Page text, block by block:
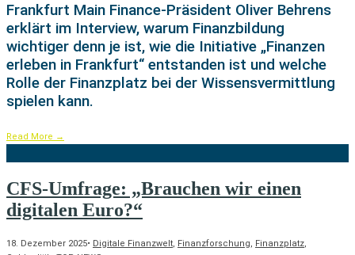
Frankfurt Main Finance-Präsident Oliver Behrens
erklärt im Interview, warum Finanzbildung
wichtiger denn je ist, wie die Initiative „Finanzen
erleben in Frankfurt“ entstanden ist und welche
Rolle der Finanzplatz bei der Wissensvermittlung
spielen kann.
Read More →
CFS-Umfrage: „Brauchen wir einen
digitalen Euro?“
18. Dezember 2025• Digitale Finanzwelt, Finanzforschung, Finanzplatz,